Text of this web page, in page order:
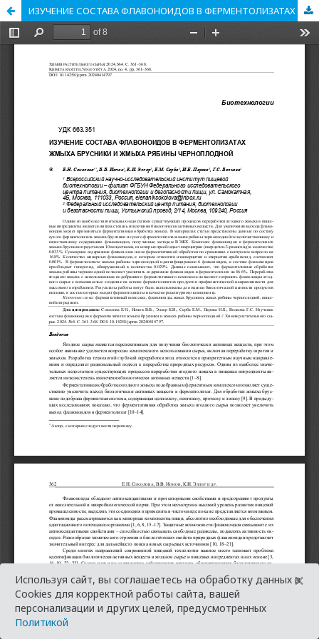
ИЗУЧЕНИЕ СОСТАВА ФЛАВОНОИДОВ В ФЕРМЕНТОЛИЗАТАХ ЖМЫХА БРУСНИКИ И ЖМЫХА РЯБИНЫ ЧЕРНОПЛОДНОЙ
Используя сайт, вы соглашаетесь на обработку данных в
Cookies для корректной работы сайта, вашей
персонализации и других целей, предусмотренных
Политикой
×